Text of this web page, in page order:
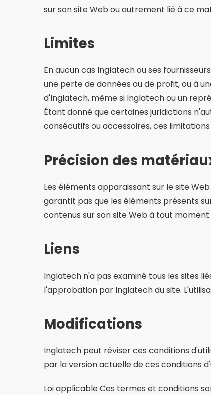
sur son site Web ou autrement lié à ce
Limites
En aucun cas Inglatech ou ses
une perte de données ou de profit, ou à
d'Inglatech, même si Inglatech ou un
Étant donné que certaines juridictions
consécutifs ou accessoires, ces
Précision des
Les éléments apparaissant sur le site
garantit pas que les éléments présents
contenus sur son site Web à tout
Liens
Inglatech n'a pas examiné tous les sites
l'approbation par Inglatech du site.
Modifications
Inglatech peut réviser ces conditions
par la version actuelle de ces conditions
Loi applicable Ces termes et conditions